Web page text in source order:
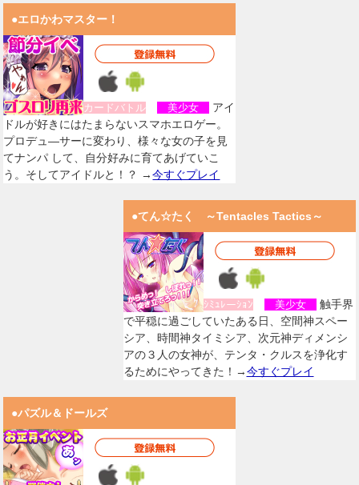
●エロかわマスター！
カードバトル 美少女
アイ
ドルが好きにはたまらないスマホエロゲー。
プロデュ―サーに変わり、様々な女の子を見
てナンパ して、自分好みに育てあげていこ
う。そしてアイドルと！？ →今すぐプレイ
●てん☆たく ～Tentacles Tactics～
ｼﾐｭﾚーｼｮﾝ 美少女
触手界
で平穏に過ごしていたある日、空間神スペー
シア、時間神タイミシア、次元神ディメンシ
アの３人の女神が、テンタ・クルスを浄化す
るためにやってきた！→今すぐプレイ
●パズル＆ドールズ